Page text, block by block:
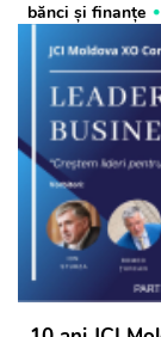
bănci şi finanţe